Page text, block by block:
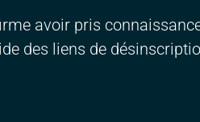
avoir pris
des liens de